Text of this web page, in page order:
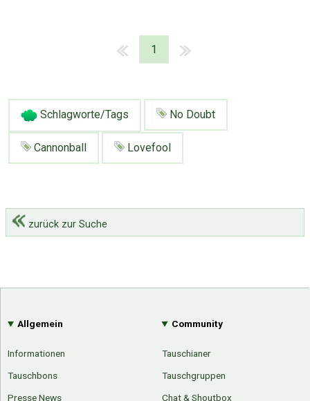
1
Schlagworte/Tags No Doubt
Cannonball Lovefool
zurück zur Suche
Allgemein
Informationen
Tauschbons
Presse News
Community
Tauschianer
Tauschgruppen
Chat & Shoutbox